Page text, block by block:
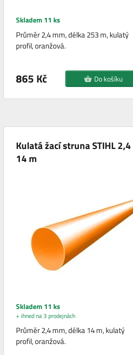
Skladem 11 ks
Průměr 2,4 mm, délka 253 m, kulatý
profil, oranžová.
865 Kč Do košíku
Kulatá žací struna STIHL
14 m
Skladem 11 ks
+ ihned na 3 prodejnách
Průměr 2,4 mm, délka 14 m, kulatý
profil, oranžová.